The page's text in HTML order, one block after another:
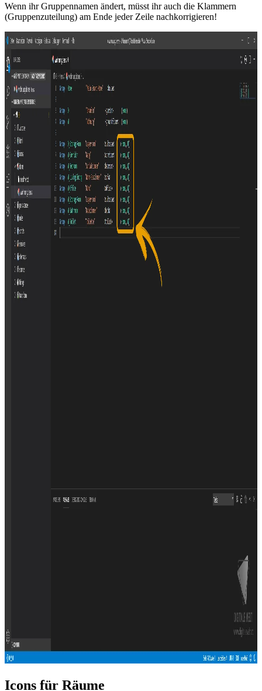
Wenn ihr Gruppennamen ändert, müsst ihr auch die Klammern
(Gruppenzuteilung) am Ende jeder Zeile nachkorrigieren!
Icons für Räume